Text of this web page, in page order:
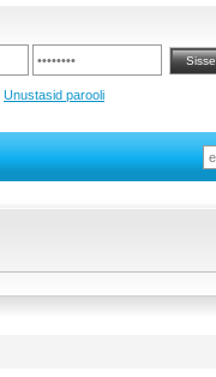
Unustasid parooli